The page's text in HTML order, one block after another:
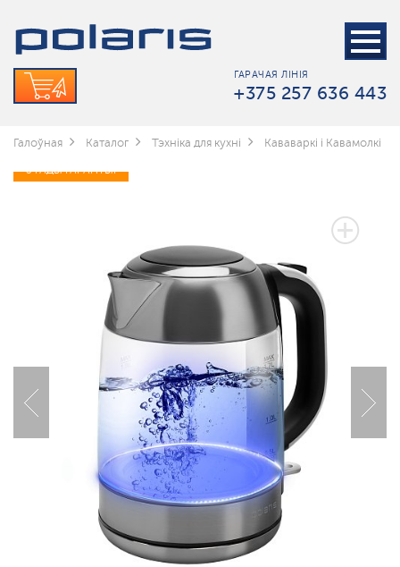
ГАРАЧАЯ ЛІНІЯ
+375 257 636 443
Галоўная Каталог Тэхніка для кухні Кававаркі і Кавамолкі
3 ГАДЫ ГАРАНТЫІ